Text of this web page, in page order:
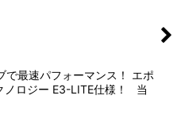
最速パフォーマンス！ エポ
ノロジー E3-LITE仕様！ 当